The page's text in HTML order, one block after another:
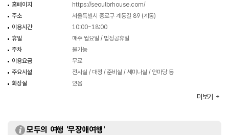
홈페이지
https://seoulbrhouse.com/
주소
서울특별시 종로구 계동길 89 (계동)
이용시간
10:00~18:00
휴일
매주 월요일 / 법정공휴일
주차
불가능
이용요금
무료
주요시설
전시실 / 대청 / 준비실 / 세미나실 / 안마당 등
화장실
있음
더보기
모두의 여행 '무장애여행'